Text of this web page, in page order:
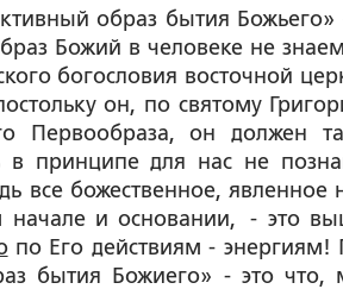
образ бытия Божьего» -
Божий в человеке не
богословия восточной
он, по святому
Первообраза, он должен
в принципе для нас не
все божественное, явленное
и основании, - это
по Его действиям - энергиям!
бытия Божиего» - это что,